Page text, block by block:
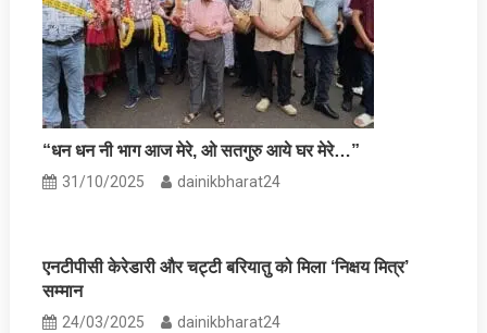
“धन धन नी भाग आज मेरे, ओ सतगुरु आये घर मेरे…”
31/10/2025 dainikbharat24
एनटीपीसी केरेडारी और चट्टी बरियातु को मिला ‘निक्षय मित्र’
सम्मान
24/03/2025 dainikbharat24